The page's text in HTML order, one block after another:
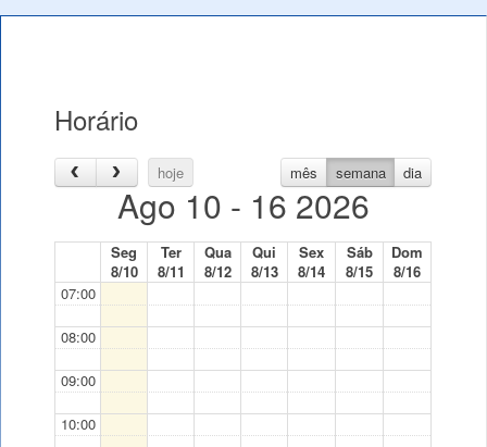
Horário
hoje mês semana dia
Ago 10 - 16 2026
Seg
8/10
Ter
8/11
Qua
8/12
Qui
8/13
Sex
8/14
Sáb
8/15
Dom
8/16
07:00
08:00
09:00
10:00